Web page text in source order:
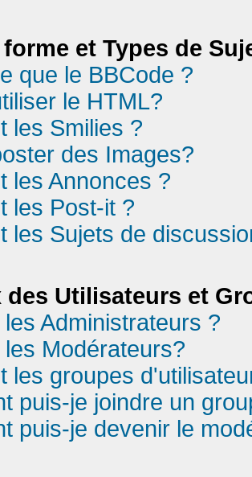
et Types de
que le BBCode ?
le HTML?
les Smilies ?
des Images?
les Annonces ?
les Post-it ?
les Sujets de
des Utilisateurs et
Administrateurs ?
Modérateurs?
les groupes
puis-je joindre un
puis-je devenir le